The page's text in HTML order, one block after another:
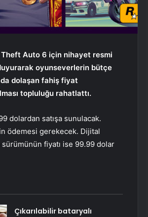
Theft Auto 6 için nihayet resmi
oyunseverlerin bütçe
dolaşan fahiş fiyat
topluluğu rahatlattı.
dolardan satışa sunulacak.
ödemesi gerekecek. Dijital
fiyatı ise 99.99 dolar
Çıkarılabilir bataryalı